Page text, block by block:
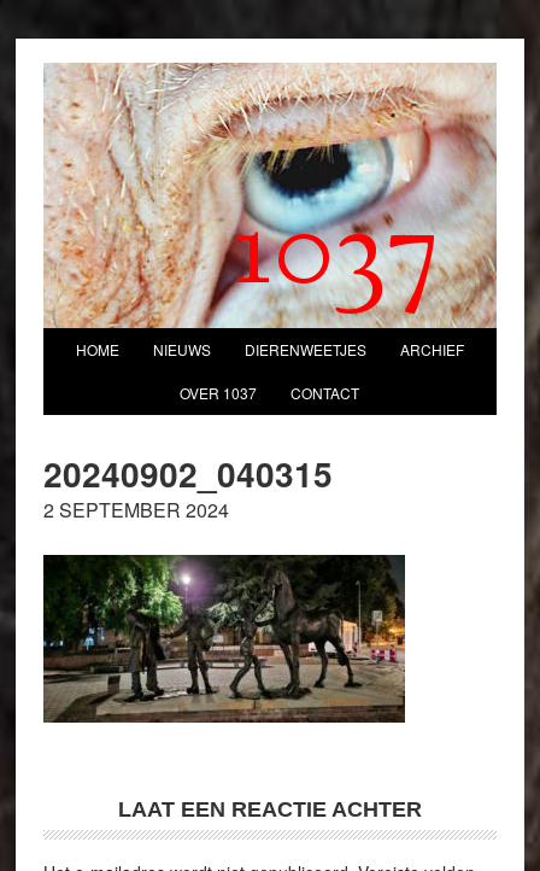
1037
HOME NIEUWS DIERENWEETJES ARCHIEF
OVER 1037 CONTACT
20240902_040315
2 SEPTEMBER 2024
LAAT EEN REACTIE ACHTER